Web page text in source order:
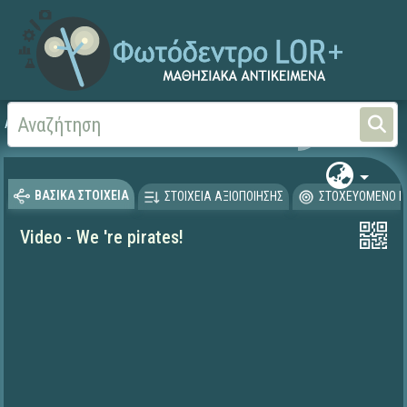
Αρχική Ξένες Γλώσσες -
ΒΑΣΙΚΑ ΣΤΟΙΧΕΙΑ ΣΤΟΙΧΕΙΑ ΑΞΙΟΠΟΙΗΣΗΣ ΣΤΟΧΕΥΟΜΕΝΟ
Video - We 're pirates!